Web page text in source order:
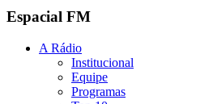
Espacial FM
A Rádio
Institucional
Equipe
Programas